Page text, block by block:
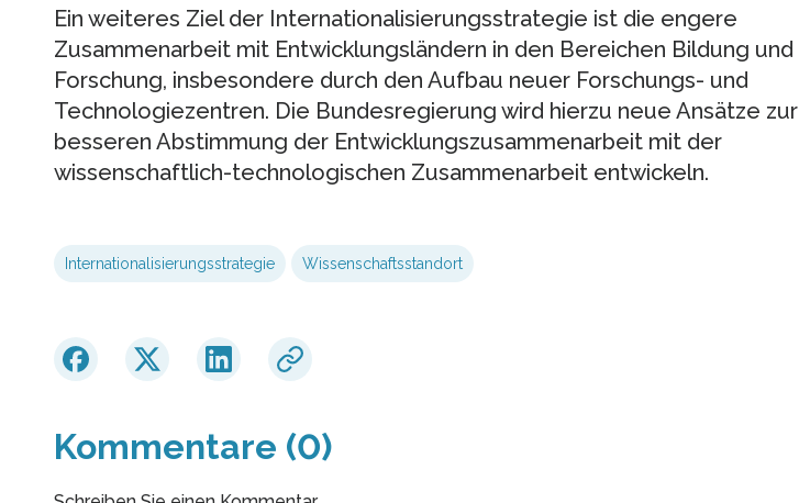
Ein weiteres Ziel der Internationalisierungsstrategie ist die engere
Zusammenarbeit mit Entwicklungsländern in den Bereichen Bildung und
Forschung, insbesondere durch den Aufbau neuer Forschungs- und
Technologiezentren. Die Bundesregierung wird hierzu neue Ansätze zur
besseren Abstimmung der Entwicklungszusammenarbeit mit der
wissenschaftlich-technologischen Zusammenarbeit entwickeln.
Internationalisierungsstrategie Wissenschaftsstandort
Kommentare (0)